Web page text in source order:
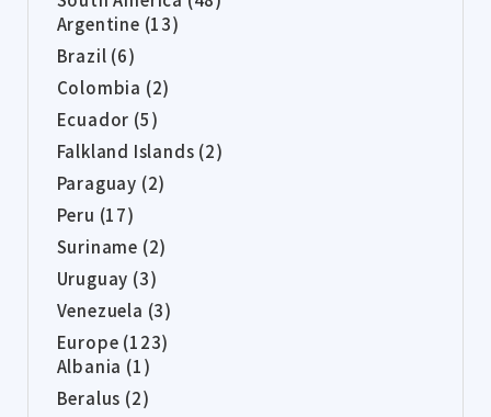
Argentine (13)
Brazil (6)
Colombia (2)
Ecuador (5)
Falkland Islands (2)
Paraguay (2)
Peru (17)
Suriname (2)
Uruguay (3)
Venezuela (3)
Europe (123)
Albania (1)
Beralus (2)